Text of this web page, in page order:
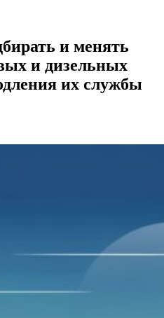
и менять
и дизельных
их службы